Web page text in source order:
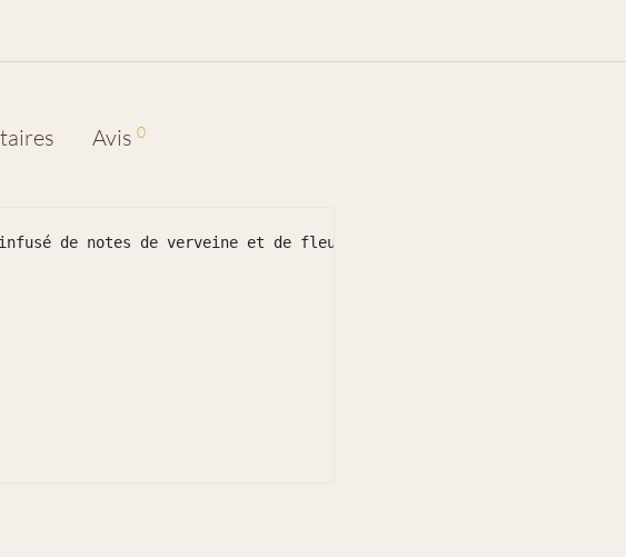
Avis 0
de notes de verveine et de fleurs chaudes, puis approfondi